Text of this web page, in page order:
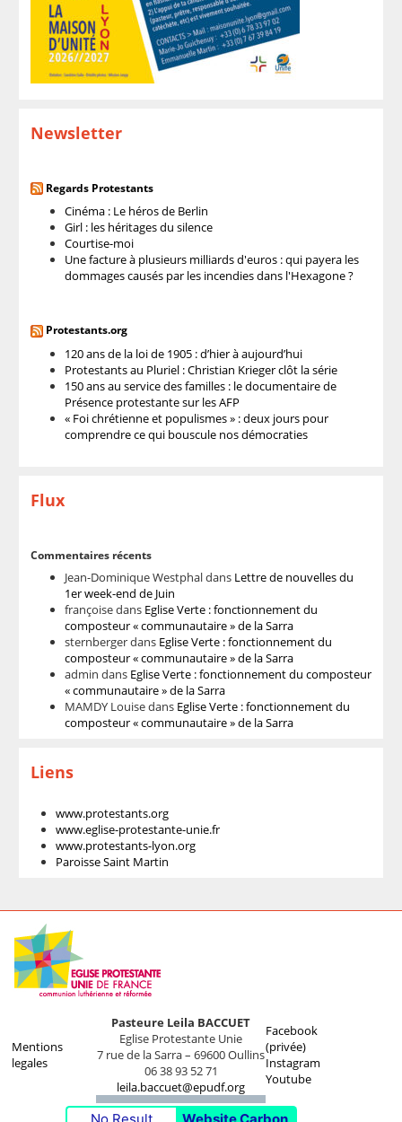
Newsletter
Regards Protestants
Cinéma : Le héros de Berlin
Girl : les héritages du silence
Courtise-moi
Une facture à plusieurs milliards d'euros : qui payera les
dommages causés par les incendies dans l'Hexagone ?
Protestants.org
120 ans de la loi de 1905 : d’hier à aujourd’hui
Protestants au Pluriel : Christian Krieger clôt la série
150 ans au service des familles : le documentaire de
Présence protestante sur les AFP
« Foi chrétienne et populismes » : deux jours pour
comprendre ce qui bouscule nos démocraties
Flux
Commentaires récents
Jean-Dominique Westphaldans Lettre de nouvelles du
1er week-end de Juin
françoisedans Eglise Verte : fonctionnement du
composteur « communautaire » de la Sarra
sternbergerdans Eglise Verte : fonctionnement du
composteur « communautaire » de la Sarra
admin dans Eglise Verte : fonctionnement du composteur
« communautaire » de la Sarra
MAMDY Louisedans Eglise Verte : fonctionnement du
composteur « communautaire » de la Sarra
Liens
www.protestants.org
www.eglise-protestante-unie.fr
www.protestants-lyon.org
Paroisse Saint Martin
Mentions
legales
Pasteure Leila BACCUET
Eglise Protestante Unie
7 rue de la Sarra – 69600 Oullins
06 38 93 52 71
leila.baccuet@epudf.org
Facebook
(privée)
Instagram
Youtube